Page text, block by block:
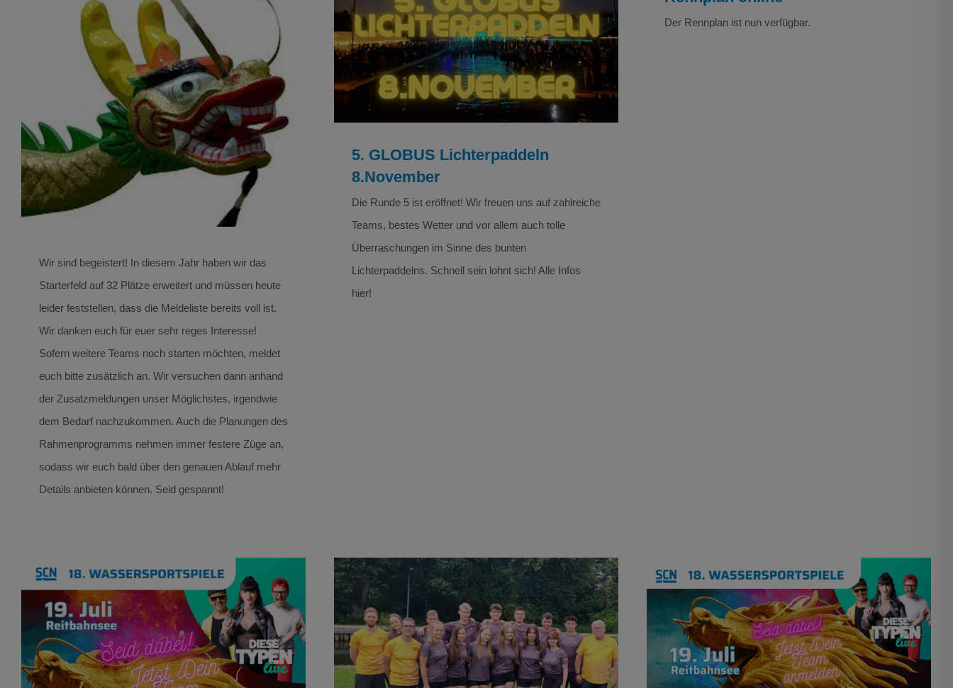
Uncategorized
Wir sind begeistert! In diesem Jahr haben wir das
Starterfeld auf 32 Plätze erweitert und müssen heute
leider feststellen, dass die Meldeliste bereits voll ist.
Wir danken euch für euer sehr reges Interesse!
Sofern weitere Teams noch starten möchten, meldet
euch bitte zusätzlich an. Wir versuchen dann anhand
der Zusatzmeldungen unser Möglichstes, irgendwie
dem Bedarf nachzukommen. Auch die Planungen des
Rahmenprogramms nehmen immer festere Züge an,
sodass wir euch bald über den genauen Ablauf mehr
Details anbieten können. Seid gespannt!
5. GLOBUS Lichterpaddeln 8.November
Drachenboot
5. GLOBUS Lichterpaddeln
8.November
Die Runde 5 ist eröffnet! Wir freuen uns auf zahlreiche
Teams, bestes Wetter und vor allem auch tolle
Überraschungen im Sinne des bunten
Lichterpaddelns. Schnell sein lohnt sich! Alle Infos
hier!
Der Rennplan ist nun verfügbar.
Die 18. Wassersportspiele starten
SCN Sportler im Nationalteamkader der WM in
Brandenburg
Weitere Teams gesucht!
Drachenboot